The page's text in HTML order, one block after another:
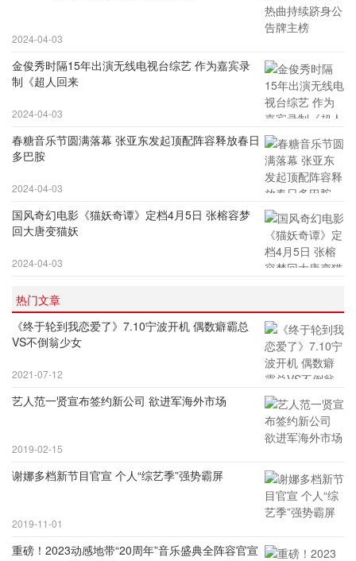
2024-04-03
金俊秀时隔15年出演无线电视台综艺 作为嘉宾录
制《超人回来
2024-04-03
春糖音乐节圆满落幕 张亚东发起顶配阵容释放春日
多巴胺
2024-04-03
国风奇幻电影《猫妖奇谭》定档4月5日 张榕容梦
回大唐变猫妖
2024-04-03
热门文章
《终于轮到我恋爱了》7.10宁波开机 偶数癖霸总
VS不倒翁少女
2021-07-12
艺人范一贤宣布签约新公司 欲进军海外市场
2019-02-15
谢娜多档新节目官宣 个人“综艺季”强势霸屏
2019-11-01
重磅！2023动感地带“20周年”音乐盛典全阵容官宣